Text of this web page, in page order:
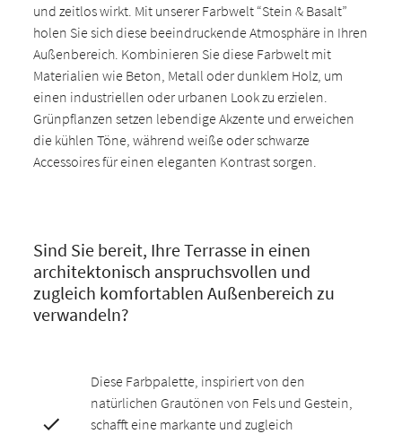
und zeitlos wirkt. Mit unserer Farbwelt “Stein & Basalt”
holen Sie sich diese beeindruckende Atmosphäre in Ihren
Außenbereich. Kombinieren Sie diese Farbwelt mit
Materialien wie Beton, Metall oder dunklem Holz, um
einen industriellen oder urbanen Look zu erzielen.
Grünpflanzen setzen lebendige Akzente und erweichen
die kühlen Töne, während weiße oder schwarze
Accessoires für einen eleganten Kontrast sorgen.
Sind Sie bereit, Ihre Terrasse in einen
architektonisch anspruchsvollen und
zugleich komfortablen Außenbereich zu
verwandeln?
Diese Farbpalette, inspiriert von den
natürlichen Grautönen von Fels und Gestein,
schafft eine markante und zugleich